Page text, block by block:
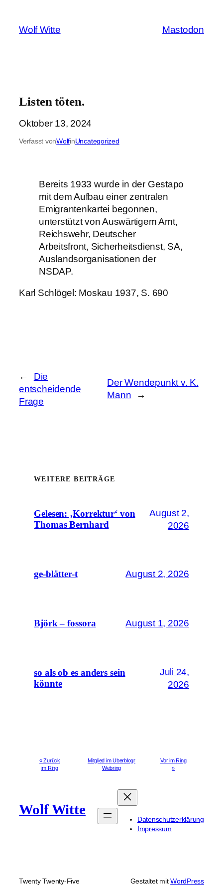
springen
Wolf Witte Mastodon
Listen töten.
Oktober 13, 2024
Verfasst vonWolfinUncategorized
Bereits 1933 wurde in der Gestapo
mit dem Aufbau einer zentralen
Emigrantenkartei begonnen,
unterstützt von Auswärtigem Amt,
Reichswehr, Deutscher
Arbeitsfront, Sicherheitsdienst, SA,
Auslandsorganisationen der
NSDAP.
Karl Schlögel: Moskau 1937, S. 690
←
Die
entscheidende
Frage
Der Wendepunkt v. K.
Mann
→
WEITERE BEITRÄGE
Gelesen: ‚Korrektur‘ von
Thomas Bernhard
August 2,
2026
ge-blätter-t August 2, 2026
Björk – fossora August 1, 2026
so als ob es anders sein
könnte
Juli 24,
2026
« Zurück
im Ring
Mitglied im Uberblogr
Webring
Vor im Ring
»
Wolf Witte
Datenschutzerklärung
Impressum
Twenty Twenty-Five Gestaltet mitWordPress